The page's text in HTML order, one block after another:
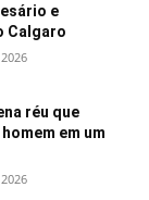
e
Calgaro
réu que
em um